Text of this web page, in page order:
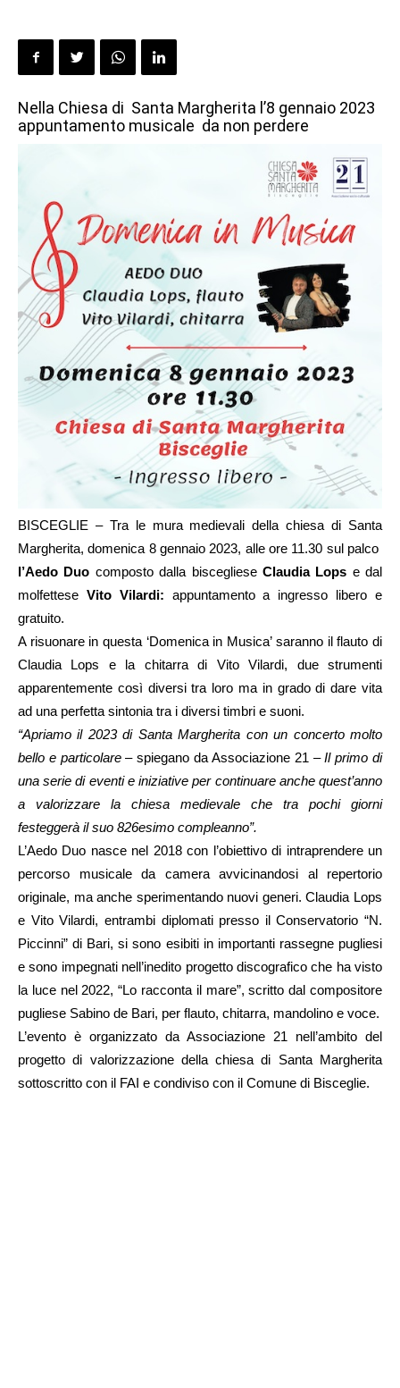
Nella Chiesa di Santa Margherita l’8 gennaio 2023
appuntamento musicale da non perdere
BISCEGLIE – Tra le mura medievali della chiesa di Santa
Margherita, domenica 8 gennaio 2023, alle ore 11.30 sul palco
l’Aedo Duo composto dalla biscegliese Claudia Lops e dal
molfettese Vito Vilardi: appuntamento a ingresso libero e
gratuito.
A risuonare in questa ‘Domenica in Musica’ saranno il flauto di
Claudia Lops e la chitarra di Vito Vilardi, due strumenti
apparentemente così diversi tra loro ma in grado di dare vita
ad una perfetta sintonia tra i diversi timbri e suoni.
“Apriamo il 2023 di Santa Margherita con un concerto molto
bello e particolare– spiegano da Associazione 21 –Il primo di
una serie di eventi e iniziative per continuare anche quest’anno
a valorizzare la chiesa medievale che tra pochi giorni
festeggerà il suo 826esimo compleanno”.
L’Aedo Duo nasce nel 2018 con l’obiettivo di intraprendere un
percorso musicale da camera avvicinandosi al repertorio
originale, ma anche sperimentando nuovi generi. Claudia Lops
e Vito Vilardi, entrambi diplomati presso il Conservatorio “N.
Piccinni” di Bari, si sono esibiti in importanti rassegne pugliesi
e sono impegnati nell’inedito progetto discografico che ha visto
la luce nel 2022, “Lo racconta il mare”, scritto dal compositore
pugliese Sabino de Bari, per flauto, chitarra, mandolino e voce.
L’evento è organizzato da Associazione 21 nell’ambito del
progetto di valorizzazione della chiesa di Santa Margherita
sottoscritto con il FAI e condiviso con il Comune di Bisceglie.